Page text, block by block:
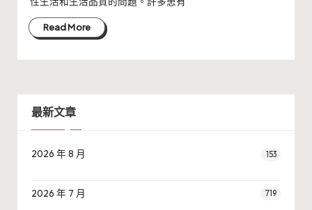
Read More
最新文章
2026 年 8 月 153
2026 年 7 月 719